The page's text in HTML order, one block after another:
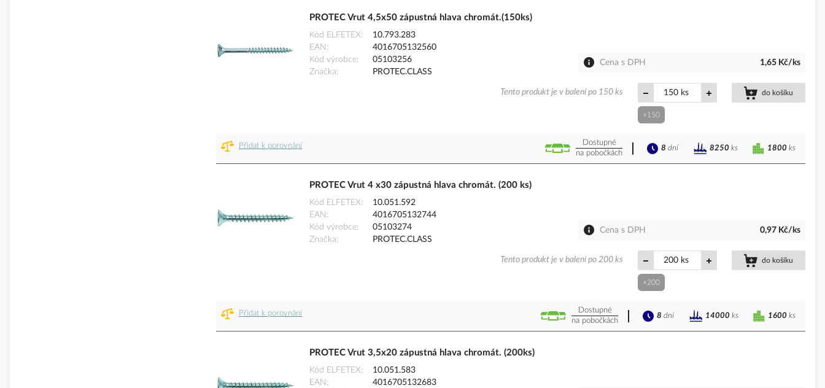
PROTEC Vrut 4,5x50 zápustná hlava chromát.(150ks)
Kód ELFETEX
10.793.283
EAN
4016705132560
Kód výrobce
05103256
Značka
PROTEC.CLASS
Cena s DPH 1,65 Kč/ks
ks do košíku
+150
Tento produkt je v balení po 150 ks
Přidat k porovnání
Dostupné
na pobočkách
1800 ks
8 dní 8250 ks
PROTEC Vrut 4 x30 zápustná hlava chromát. (200 ks)
Kód ELFETEX
10.051.592
EAN
4016705132744
Kód výrobce
05103274
Značka
PROTEC.CLASS
Cena s DPH 0,97 Kč/ks
ks do košíku
+200
Tento produkt je v balení po 200 ks
Přidat k porovnání
Dostupné
na pobočkách
1600 ks
8 dní 14000 ks
PROTEC Vrut 3,5x20 zápustná hlava chromát. (200ks)
Kód ELFETEX
10.051.583
EAN
4016705132683